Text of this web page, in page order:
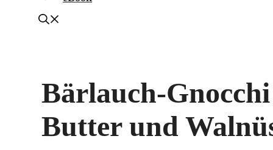
Bärlauch-
Butter und